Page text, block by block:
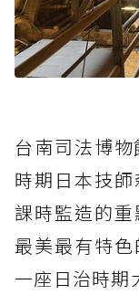
台南司法博
時期日本技
課時監造的
最美最有特
一座日治時期